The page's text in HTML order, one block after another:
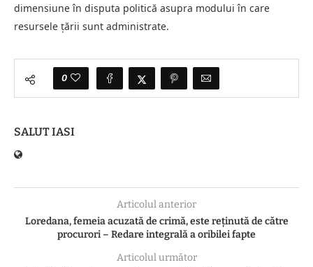
dimensiune în disputa politică asupra modului în care
resursele țării sunt administrate.
0
SALUT IASI
Articolul anterior
Loredana, femeia acuzată de crimă, este reținută de către
procurori – Redare integrală a oribilei fapte
Articolul următor